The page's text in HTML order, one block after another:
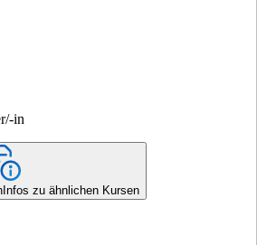
in
Infos zu ähnlichen Kursen